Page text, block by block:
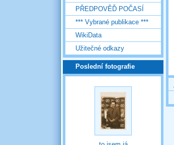
PŘEDPOVĚĎ POČASÍ
*** Vybrané publikace ***
WikiData
Užitečné odkazy
Poslední fotografie